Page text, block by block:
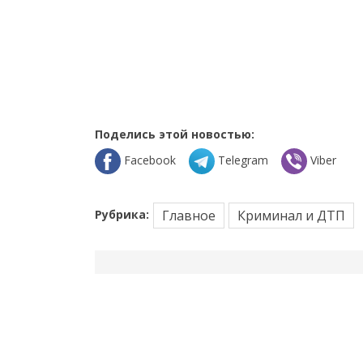
Поделись этой новостью:
Facebook
Telegram Viber
Рубрика: Главное Криминал и ДТП